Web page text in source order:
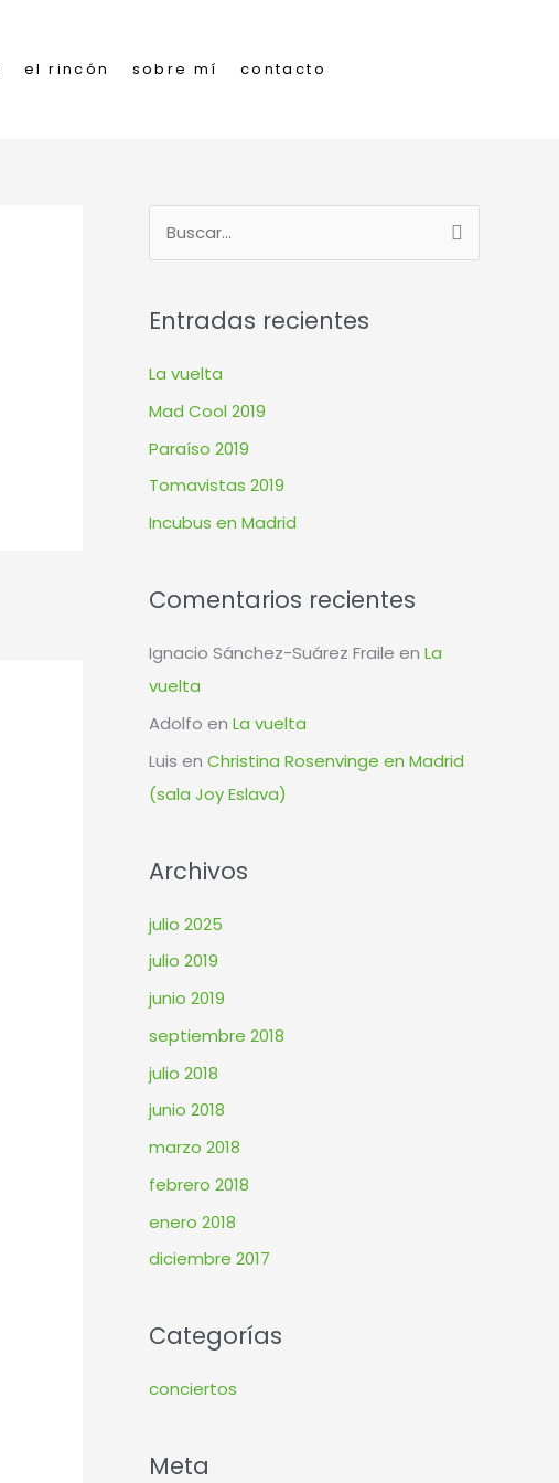
el rincón sobre mí contacto
c
a
r
:
Entradas recientes
La vuelta
Mad Cool 2019
Paraíso 2019
Tomavistas 2019
Incubus en Madrid
Comentarios recientes
Ignacio Sánchez-Suárez Fraile en La
vuelta
Adolfo en La vuelta
Luis en Christina Rosenvinge en Madrid
(sala Joy Eslava)
Archivos
julio 2025
julio 2019
junio 2019
septiembre 2018
julio 2018
junio 2018
marzo 2018
febrero 2018
enero 2018
diciembre 2017
Categorías
conciertos
Meta